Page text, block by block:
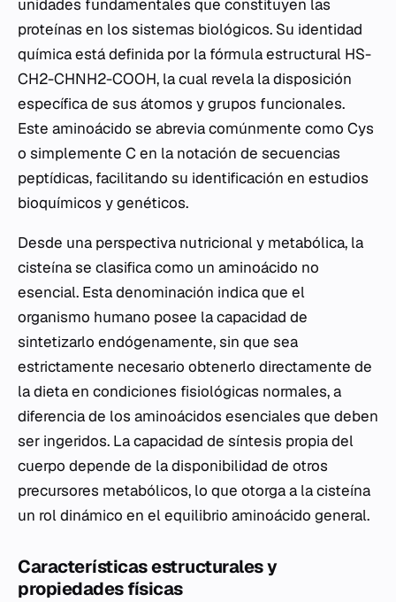
unidades fundamentales que constituyen las
proteínas en los sistemas biológicos. Su identidad
química está definida por la fórmula estructural HS-
CH2-CHNH2-COOH, la cual revela la disposición
específica de sus átomos y grupos funcionales.
Este aminoácido se abrevia comúnmente como Cys
o simplemente C en la notación de secuencias
peptídicas, facilitando su identificación en estudios
bioquímicos y genéticos.
Desde una perspectiva nutricional y metabólica, la
cisteína se clasifica como un aminoácido no
esencial. Esta denominación indica que el
organismo humano posee la capacidad de
sintetizarlo endógenamente, sin que sea
estrictamente necesario obtenerlo directamente de
la dieta en condiciones fisiológicas normales, a
diferencia de los aminoácidos esenciales que deben
ser ingeridos. La capacidad de síntesis propia del
cuerpo depende de la disponibilidad de otros
precursores metabólicos, lo que otorga a la cisteína
un rol dinámico en el equilibrio aminoácido general.
Características estructurales y
propiedades físicas